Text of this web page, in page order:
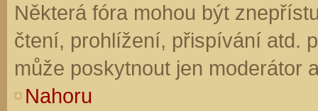
Některá fóra mohou být
čtení, prohlížení, přispívání atd.
může poskytnout jen moderátor
Nahoru